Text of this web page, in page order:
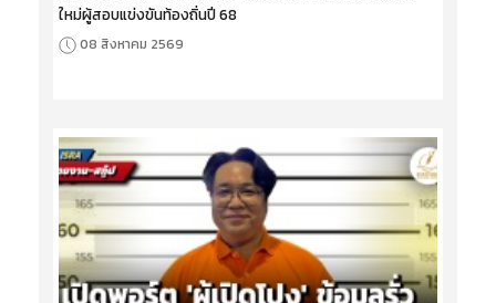
ใหม่ผู้สอบแข่งขันท้องถิ่นปี 68
08 สิงหาคม 2569